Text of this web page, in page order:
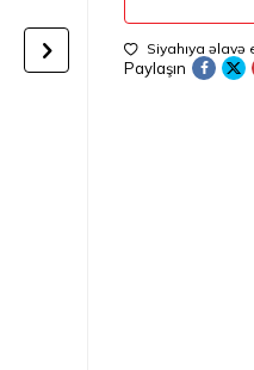
Siyahıya əlavə
Paylaşın